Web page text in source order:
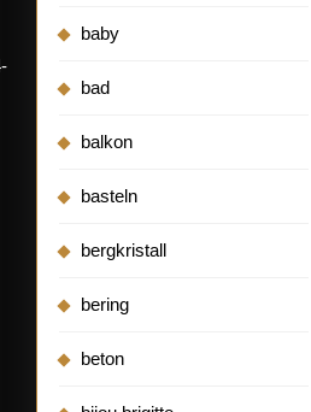
baby
bad
balkon
basteln
bergkristall
bering
beton